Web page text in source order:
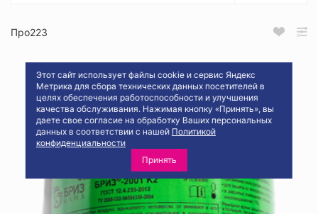
Этот сайт использует файлы cookie и сервис Яндекс
Метрика для сбора технических данных посетителей в
целях обеспечения работоспособности и улучшения
качества обслуживания. Нажимая кнопку «Принять», вы
даете свое согласие на обработку Ваших персональных
данных в соответствии с нашей Политикой
конфиденциальности
Принять
Про223